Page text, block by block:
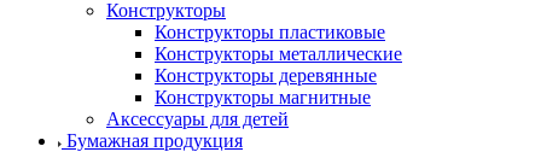
Конструкторы
Конструкторы пластиковые
Конструкторы металлические
Конструкторы деревянные
Конструкторы магнитные
Аксессуары для детей
Бумажная продукция